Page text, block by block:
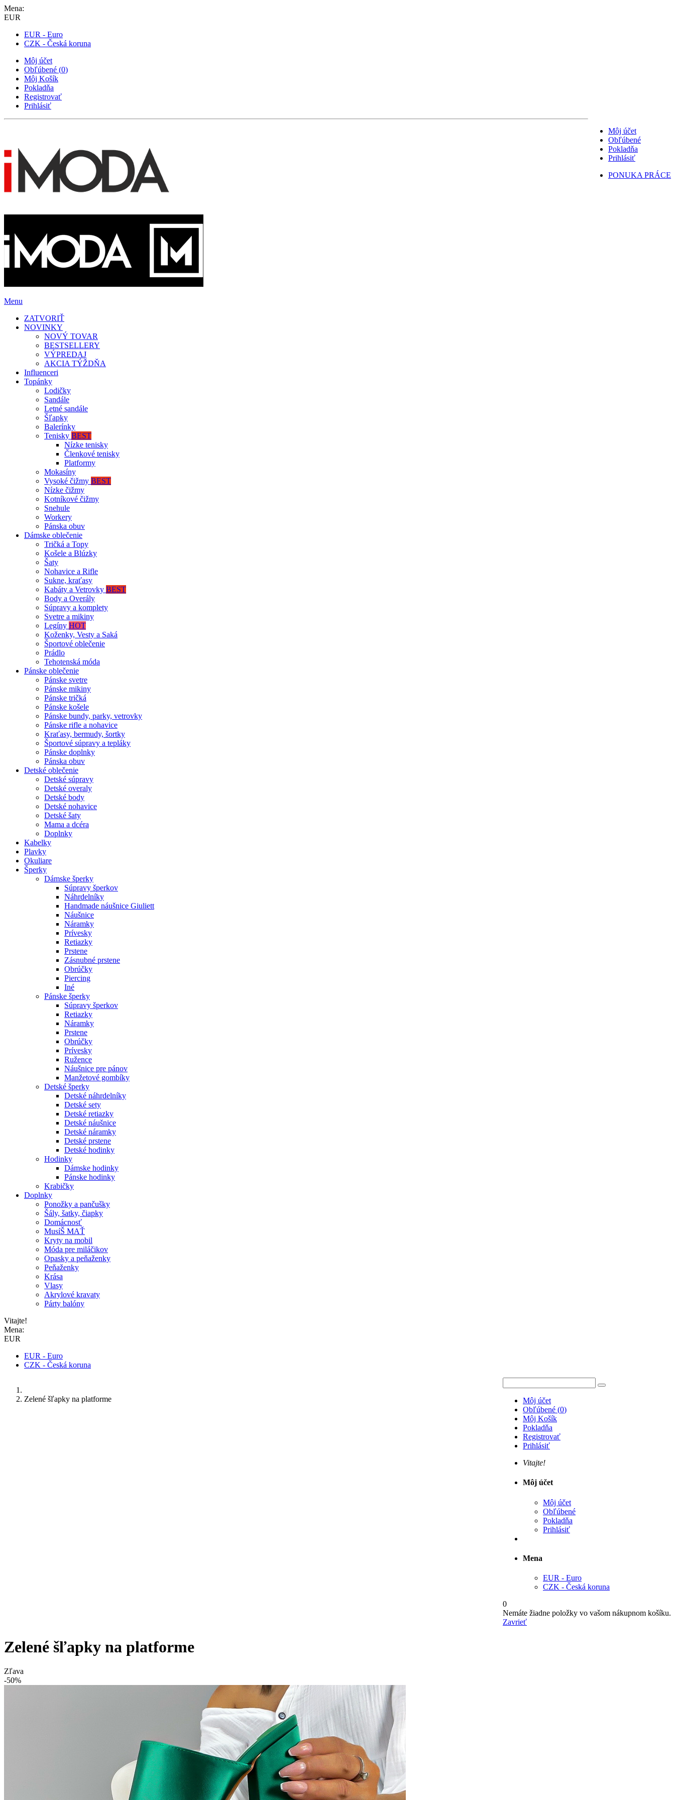
Mena:
EUR
EUR - Euro
CZK - Česká koruna
Môj účet
Obľúbené (0)
Môj Košík
Pokladňa
Registrovať
Prihlásiť
Môj účet
Obľúbené
Pokladňa
Prihlásiť
PONUKA PRÁCE
Menu
ZATVORIŤ
NOVINKY
NOVÝ TOVAR
BESTSELLERY
VÝPREDAJ
AKCIA TÝŽDŇA
Influenceri
Topánky
Lodičky
Sandále
Letné sandále
Šľapky
Balerínky
Tenisky BEST
Nízke tenisky
Členkové tenisky
Platformy
Mokasíny
Vysoké čižmy BEST
Nízke čižmy
Kotníkové čižmy
Snehule
Workery
Pánska obuv
Dámske oblečenie
Tričká a Topy
Košele a Blúzky
Šaty
Nohavice a Rifle
Sukne, kraťasy
Kabáty a Vetrovky BEST
Body a Overály
Súpravy a komplety
Svetre a mikiny
Legíny HOT
Koženky, Vesty a Saká
Športové oblečenie
Prádlo
Tehotenská móda
Pánske oblečenie
Pánske svetre
Pánske mikiny
Pánske tričká
Pánske košele
Pánske bundy, parky, vetrovky
Pánske rifle a nohavice
Kraťasy, bermudy, šortky
Športové súpravy a tepláky
Pánske doplnky
Pánska obuv
Detské oblečenie
Detské súpravy
Detské overaly
Detské body
Detské nohavice
Detské šaty
Mama a dcéra
Doplnky
Kabelky
Plavky
Okuliare
Šperky
Dámske šperky
Súpravy šperkov
Náhrdelníky
Handmade náušnice Giuliett
Náušnice
Náramky
Prívesky
Retiazky
Prstene
Zásnubné prstene
Obrúčky
Piercing
Iné
Pánske šperky
Súpravy šperkov
Retiazky
Náramky
Prstene
Obrúčky
Prívesky
Ružence
Náušnice pre pánov
Manžetové gombíky
Detské šperky
Detské náhrdelníky
Detské sety
Detské retiazky
Detské náušnice
Detské náramky
Detské prstene
Detské hodinky
Hodinky
Dámske hodinky
Pánske hodinky
Krabičky
Doplnky
Ponožky a pančušky
Šály, šatky, čiapky
Domácnosť
MusíŠ MAŤ
Kryty na mobil
Móda pre miláčikov
Opasky a peňaženky
Peňaženky
Krása
Vlasy
Akrylové kravaty
Párty balóny
Vitajte!
Mena:
EUR
EUR - Euro
CZK - Česká koruna
Môj účet
Obľúbené (0)
Môj Košík
Pokladňa
Registrovať
Prihlásiť
Vitajte!
Môj účet
Môj účet
Obľúbené
Pokladňa
Prihlásiť
Mena
EUR - Euro
CZK - Česká koruna
0
Nemáte žiadne položky vo vašom nákupnom košíku.
Zavrieť
Zelené šľapky na platforme
Zelené šľapky na platforme
Zľava
-50%